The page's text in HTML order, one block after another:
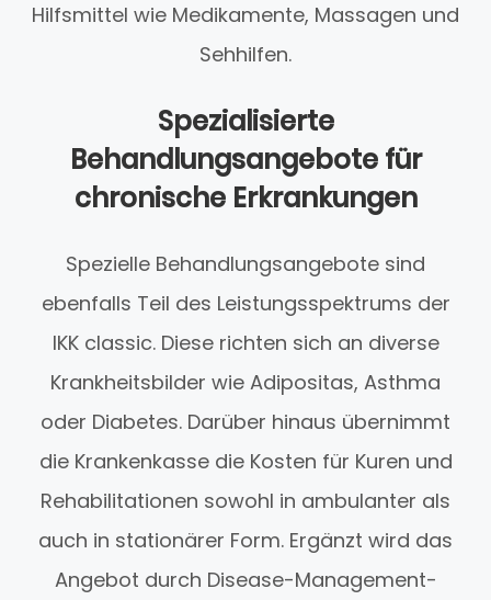
Hilfsmittel wie Medikamente, Massagen und
Sehhilfen.
Spezialisierte
Behandlungsangebote für
chronische Erkrankungen
Spezielle Behandlungsangebote sind
ebenfalls Teil des Leistungsspektrums der
IKK classic. Diese richten sich an diverse
Krankheitsbilder wie Adipositas, Asthma
oder Diabetes. Darüber hinaus übernimmt
die Krankenkasse die Kosten für Kuren und
Rehabilitationen sowohl in ambulanter als
auch in stationärer Form. Ergänzt wird das
Angebot durch Disease-Management-